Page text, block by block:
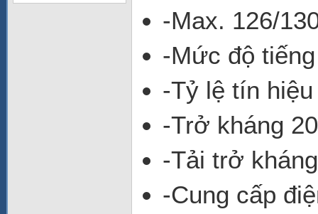
-Max. 126/
-Mức độ
-Tỷ lệ tín
-Trở kháng
-Tải trở
-Cung cấp